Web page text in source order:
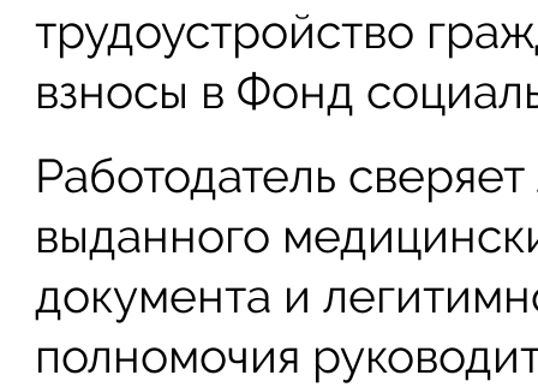
трудоустройство
взносы в Фонд
Работодатель
выданного
документа и
полномочия